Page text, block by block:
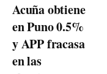
Acuña obtiene
en Puno 0.5%
y APP fracasa
en las